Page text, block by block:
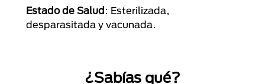
Estado de Salud: Esterilizada,
desparasitada y vacunada.
¿Sabías qué?